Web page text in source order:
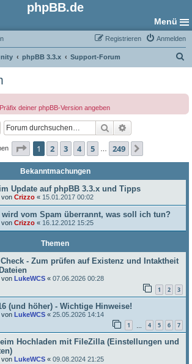
phpBB.de
Menü
Anmelden
Registrieren
phpBB 3.3.x Support-Forum
e
deiner phpBB-Version angeben
Suche
Seite 1von 249
1 2 3 4 5 249
Bekanntmachungen
Update auf phpBB 3.3.x und Tipps
von Crizzo « 15.01.2017 00:02
wird vom Spam überrannt, was soll ich tun?
von Crizzo « 16.12.2012 15:25
Themen
- Zum prüfen auf Existenz und Intaktheit
von LukeWCS « 07.06.2026 00:28
1 2 3
(und höher) - Wichtige Hinweise!
von LukeWCS « 25.05.2026 14:14
1 4 5 6 7
Hochladen mit FileZilla (Einstellungen und
von LukeWCS « 09.08.2024 21:25